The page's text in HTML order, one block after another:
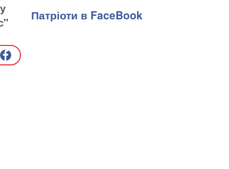
Патріоти в FaceBook